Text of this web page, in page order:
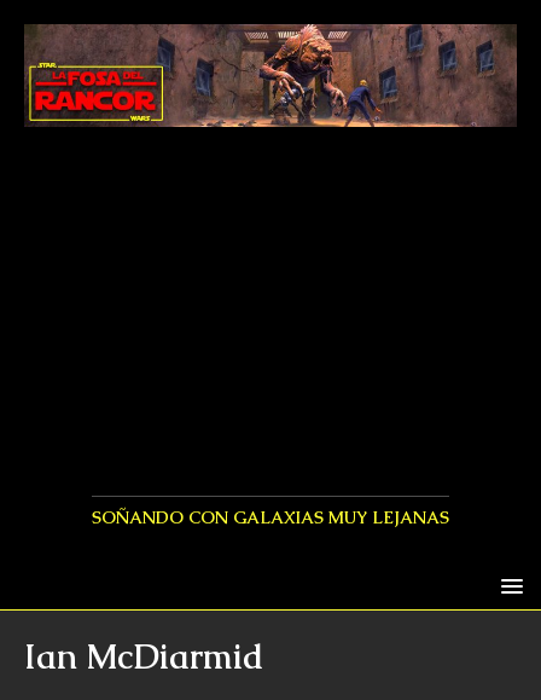
SOÑANDO CON GALAXIAS MUY LEJANAS
Ian McDiarmid